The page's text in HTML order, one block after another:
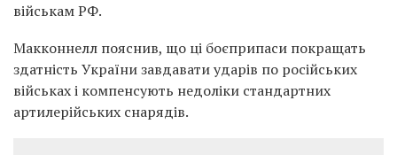
військам РФ.
Макконнелл пояснив, що ці боєприпаси покращать
здатність України завдавати ударів по російських
військах і компенсують недоліки стандартних
артилерійських снарядів.